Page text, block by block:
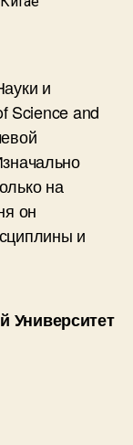
и
Science and
на
он
и
Университет